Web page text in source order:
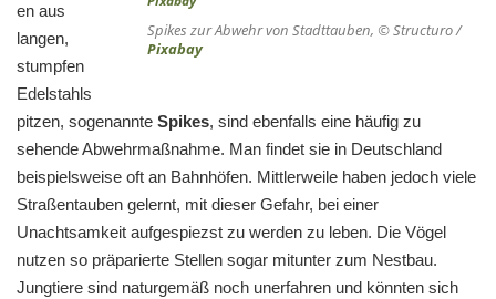
Spikes zur Abwehr von Stadttauben, © Structuro /
Pixabay
en aus
langen,
stumpfen
Edelstahls
pitzen, sogenannte Spikes, sind ebenfalls eine häufig zu
sehende Abwehrmaßnahme. Man findet sie in Deutschland
beispielsweise oft an Bahnhöfen. Mittlerweile haben jedoch viele
Straßentauben gelernt, mit dieser Gefahr, bei einer
Unachtsamkeit aufgespiezst zu werden zu leben. Die Vögel
nutzen so präparierte Stellen sogar mitunter zum Nestbau.
Jungtiere sind naturgemäß noch unerfahren und könnten sich